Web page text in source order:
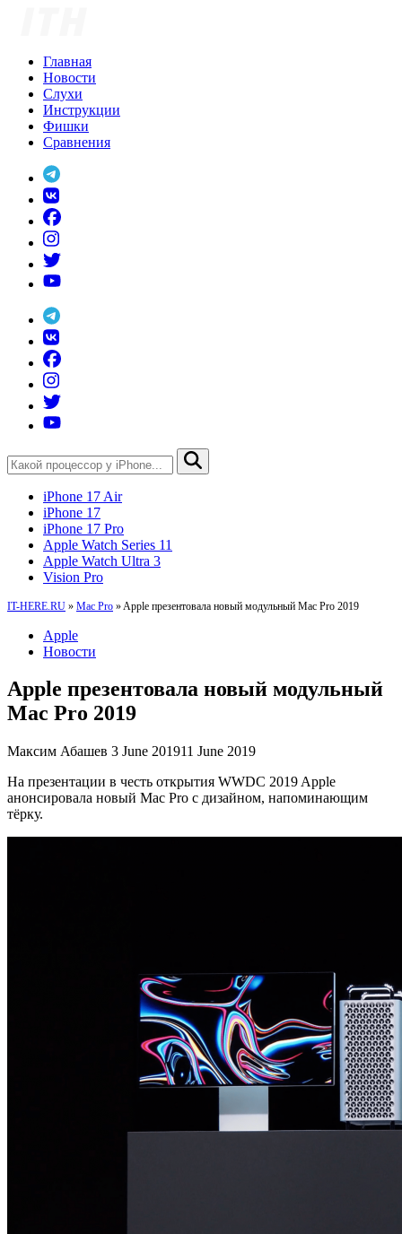
Главная
Новости
Слухи
Инструкции
Фишки
Сравнения
iPhone 17 Air
iPhone 17
iPhone 17 Pro
Apple Watch Series 11
Apple Watch Ultra 3
Vision Pro
IT-HERE.RU » Mac Pro » Apple презентовала новый модульный Mac Pro 2019
Apple
Новости
Apple презентовала новый модульный
Mac Pro 2019
Максим Абашев 3 June 201911 June 2019
На презентации в честь открытия WWDC 2019 Apple
анонсировала новый Mac Pro с дизайном, напоминающим
тёрку.